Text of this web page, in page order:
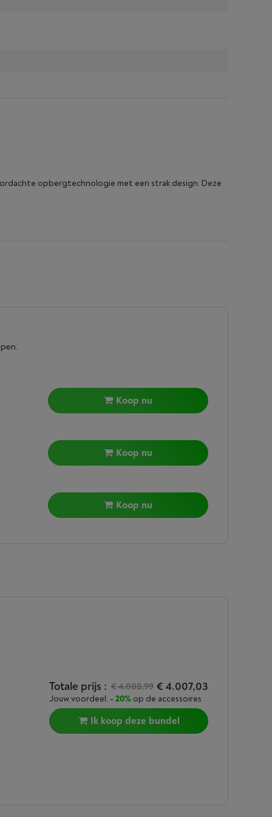
opbergtechnologie met een strak design. Deze
Koop nu
Koop nu
Koop nu
Totale prijs : € 4.008,99 € 4.007,03
Jouw voordeel: - 20% op de accessoires
Ik koop deze bundel